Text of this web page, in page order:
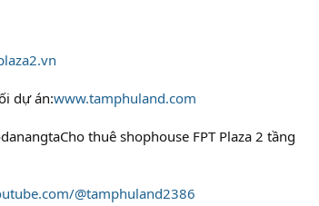
dự án:www.tamphuland.com
thuê shophouse FPT Plaza 2 tầng
@tamphuland2386